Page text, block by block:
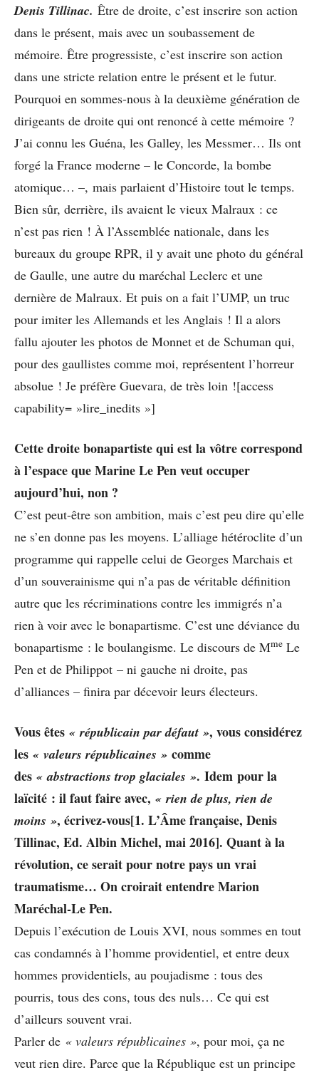
Denis Tillinac. Être de droite, c’est inscrire son action
dans le présent, mais avec un soubassement de
mémoire. Être progressiste, c’est inscrire son action
dans une stricte relation entre le présent et le futur.
Pourquoi en sommes-nous à la deuxième génération de
dirigeants de droite qui ont renoncé à cette mémoire ?
J’ai connu les Guéna, les Galley, les Messmer… Ils ont
forgé la France moderne – le Concorde, la bombe
atomique… –, mais parlaient d’Histoire tout le temps.
Bien sûr, derrière, ils avaient le vieux Malraux : ce
n’est pas rien ! À l’Assemblée nationale, dans les
bureaux du groupe RPR, il y avait une photo du général
de Gaulle, une autre du maréchal Leclerc et une
dernière de Malraux. Et puis on a fait l’UMP, un truc
pour imiter les Allemands et les Anglais ! Il a alors
fallu ajouter les photos de Monnet et de Schuman qui,
pour des gaullistes comme moi, représentent l’horreur
absolue ! Je préfère Guevara, de très loin ![access
capability= »lire_inedits »]
Cette droite bonapartiste qui est la vôtre correspond
à l’espace que Marine Le Pen veut occuper
aujourd’hui, non ?
C’est peut-être son ambition, mais c’est peu dire qu’elle
ne s’en donne pas les moyens. L’alliage hétéroclite d’un
programme qui rappelle celui de Georges Marchais et
d’un souverainisme qui n’a pas de véritable définition
autre que les récriminations contre les immigrés n’a
rien à voir avec le bonapartisme. C’est une déviance du
bonapartisme : le boulangisme. Le discours de Mme Le
Pen et de Philippot – ni gauche ni droite, pas
d’alliances – finira par décevoir leurs électeurs.
Vous êtes « républicain par défaut », vous considérez
les « valeurs républicaines » comme
des « abstractions trop glaciales ». Idem pour la
laïcité : il faut faire avec, « rien de plus, rien de
moins », écrivez-vous[1. L’Âme française, Denis
Tillinac, Ed. Albin Michel, mai 2016]. Quant à la
révolution, ce serait pour notre pays un vrai
traumatisme… On croirait entendre Marion
Maréchal-Le Pen.
Depuis l’exécution de Louis XVI, nous sommes en tout
cas condamnés à l’homme providentiel, et entre deux
hommes providentiels, au poujadisme : tous des
pourris, tous des cons, tous des nuls… Ce qui est
d’ailleurs souvent vrai.
Parler de « valeurs républicaines », pour moi, ça ne
veut rien dire. Parce que la République est un principe